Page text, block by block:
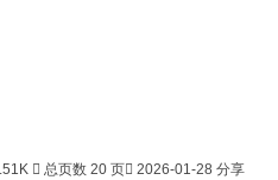
 总页数 20 页 2026-01-28 分享